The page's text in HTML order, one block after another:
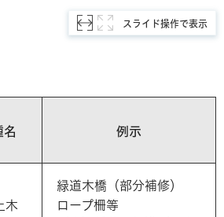
スライド操作で表示
名 例示
木
緑道木橋（部分補修）
ロープ柵等